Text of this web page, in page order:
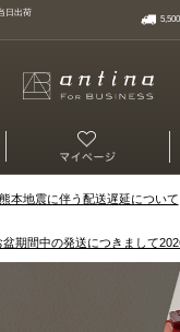
日出荷
熊本地震に伴う配送遅延について
盆期間中の発送につきまして